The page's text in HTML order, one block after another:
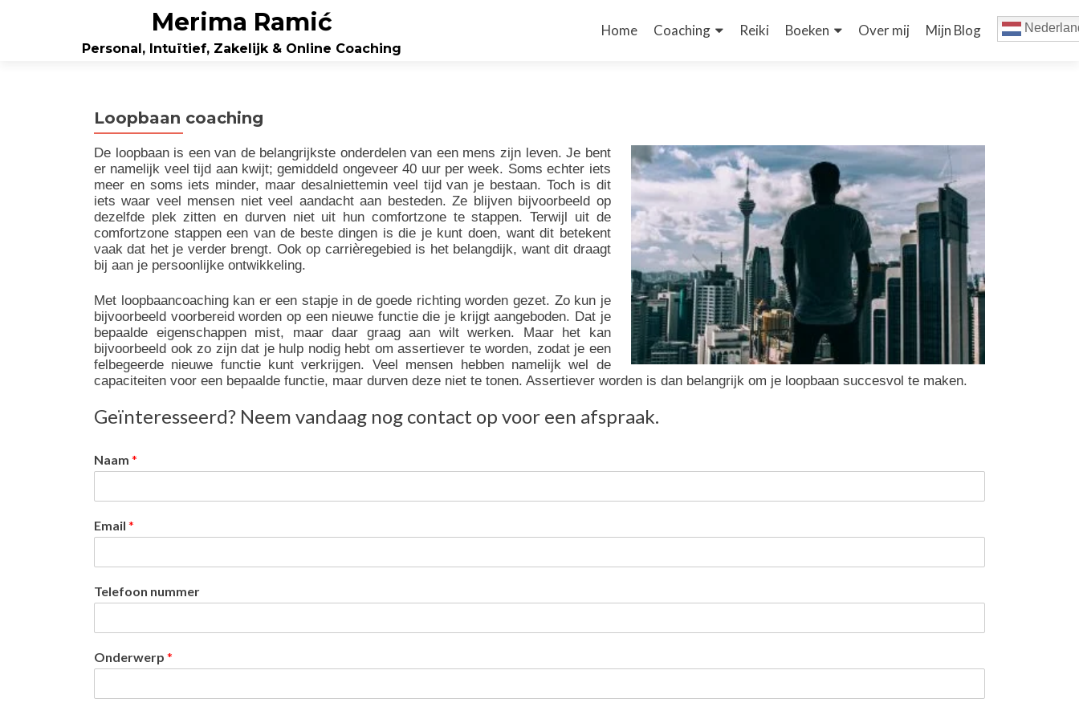
Merima Ramić
Personal, Intuïtief, Zakelijk & Online Coaching
de
Home Coaching Reiki Boeken Over mij Mijn Blog
Loopbaan coaching
De loopbaan is een van de belangrijkste onderdelen van een mens zijn leven. Je bent
er namelijk veel tijd aan kwijt; gemiddeld ongeveer 40 uur per week. Soms echter iets
meer en soms iets minder, maar desalniettemin veel tijd van je bestaan. Toch is dit
iets waar veel mensen niet veel aandacht aan besteden. Ze blijven bijvoorbeeld op
dezelfde plek zitten en durven niet uit hun comfortzone te stappen. Terwijl uit de
comfortzone stappen een van de beste dingen is die je kunt doen, want dit betekent
vaak dat het je verder brengt. Ook op carrièregebied is het belangdijk, want dit draagt
bij aan je persoonlijke ontwikkeling.
Met loopbaancoaching kan er een stapje in de goede richting worden gezet. Zo kun je
bijvoorbeeld voorbereid worden op een nieuwe functie die je krijgt aangeboden. Dat je
bepaalde eigenschappen mist, maar daar graag aan wilt werken. Maar het kan
bijvoorbeeld ook zo zijn dat je hulp nodig hebt om assertiever te worden, zodat je een
felbegeerde nieuwe functie kunt verkrijgen. Veel mensen hebben namelijk wel de
capaciteiten voor een bepaalde functie, maar durven deze niet te tonen. Assertiever worden is dan belangrijk om je loopbaan succesvol te maken.
Geïnteresseerd? Neem vandaag nog contact op voor een afspraak.
Naam *
Email *
Telefoon nummer
Onderwerp *